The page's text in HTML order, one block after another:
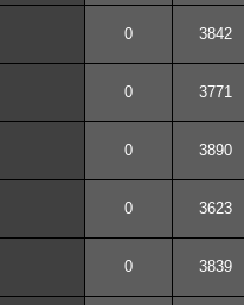
0 3842
0 3771
0 3890
0 3623
0 3839